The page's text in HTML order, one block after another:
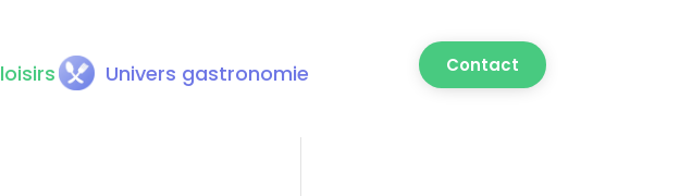
Univers gastronomie Contact